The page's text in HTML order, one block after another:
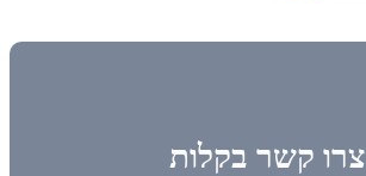
צרו קשר בקלות